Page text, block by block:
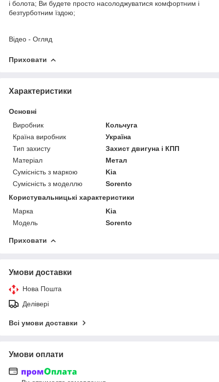
і болота; Ви будете просто насолоджуватися комфортним і
безтурботним їздою;
Відео - Огляд
Приховати
Характеристики
Основні
Виробник
Кольчуга
Країна виробник
Україна
Тип захисту
Захист двигуна і КПП
Матеріал
Метал
Сумісність з маркою
Kia
Сумісність з моделлю
Sorento
Користувальницькі характеристики
Марка
Kia
Модель
Sorento
Приховати
Умови доставки
Нова Пошта
Делівері
Всі умови доставки
Умови оплати